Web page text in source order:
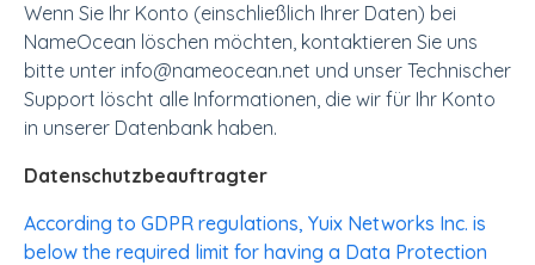
Wenn Sie Ihr Konto (einschließlich Ihrer Daten) bei
NameOcean löschen möchten, kontaktieren Sie uns
bitte unter info@nameocean.net und unser Technischer
Support löscht alle Informationen, die wir für Ihr Konto
in unserer Datenbank haben.
Datenschutzbeauftragter
According to GDPR regulations, Yuix Networks Inc. is
below the required limit for having a Data Protection